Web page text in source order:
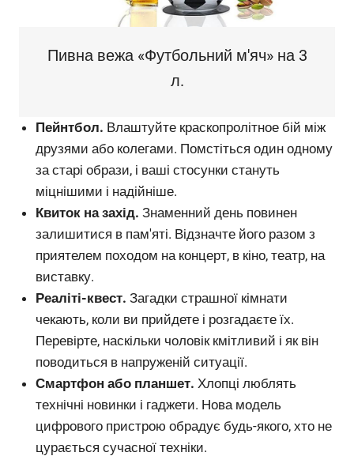
Пивна вежа «Футбольний м'яч» на 3
л.
Пейнтбол. Влаштуйте краскопролітное бій між
друзями або колегами. Помстіться один одному
за старі образи, і ваші стосунки стануть
міцнішими і надійніше.
Квиток на захід. Знаменний день повинен
залишитися в пам'яті. Відзначте його разом з
приятелем походом на концерт, в кіно, театр, на
виставку.
Реаліті-квест. Загадки страшної кімнати
чекають, коли ви прийдете і розгадаєте їх.
Перевірте, наскільки чоловік кмітливий і як він
поводиться в напруженій ситуації.
Смартфон або планшет. Хлопці люблять
технічні новинки і гаджети. Нова модель
цифрового пристрою обрадує будь-якого, хто не
цурається сучасної техніки.